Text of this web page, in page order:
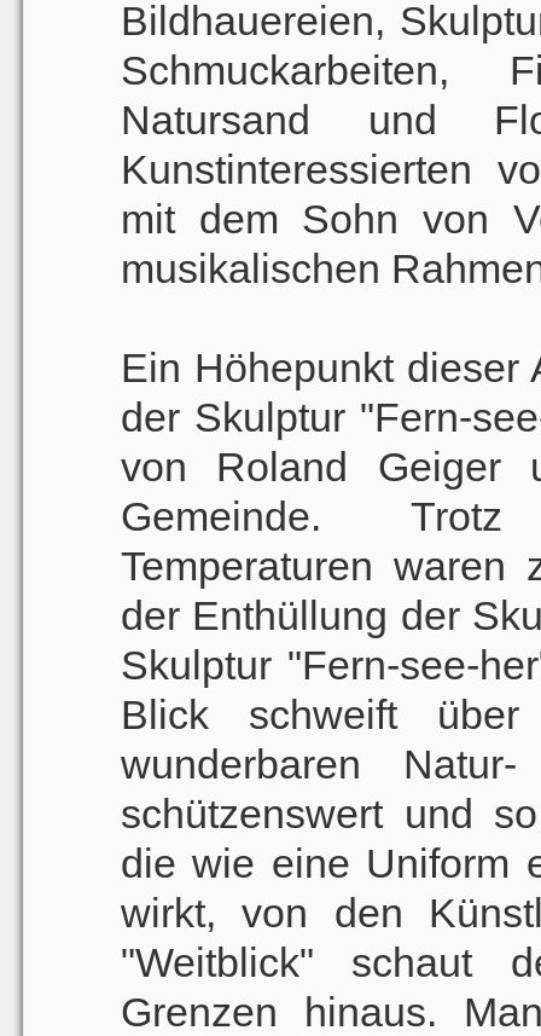
Bildhauereien,
Schmuckarbeiten,
Natursand und
Kunstinteressierten
mit dem Sohn von
musikalischen
Ein Höhepunkt dieser
der Skulptur "Fern-
von Roland Geiger
Gemeinde.
Temperaturen waren
der Enthüllung der
Skulptur "Fern-see-
Blick schweift
wunderbaren
schützenswert und
die wie eine Uniform
wirkt, von den
"Weitblick" schaut
Grenzen hinaus.